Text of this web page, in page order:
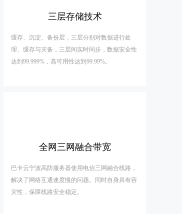
三层存储技术
缓存、沉淀、备份层，三层分别对数据进行处
理、缓存与灾备，三层间实时同步，数据安全性
达到99.999%，高可用性达到99.99%。
全网三网融合带宽
巴卡云宁波高防服务器使用电信三网融合线路，
解决了网络互通速度慢的问题。同时自身具有容
灾性，保障线路安全稳定。